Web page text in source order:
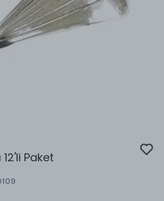
Paket